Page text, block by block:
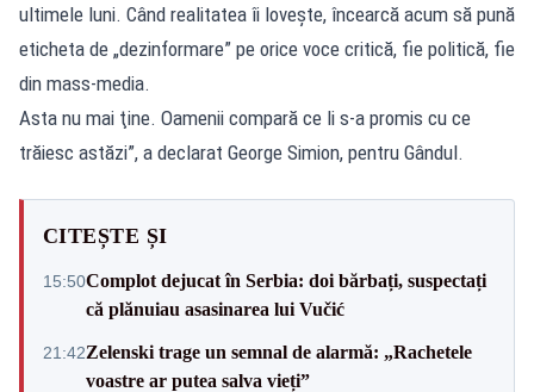
ultimele luni. Când realitatea îi loveşte, încearcă acum să pună
eticheta de „dezinformare” pe orice voce critică, fie politică, fie
din mass-media.
Asta nu mai ţine. Oamenii compară ce li s-a promis cu ce
trăiesc astăzi”, a declarat George Simion, pentru Gândul.
CITEȘTE ȘI
15:50Complot dejucat în Serbia: doi bărbați, suspectați
că plănuiau asasinarea lui Vučić
21:42Zelenski trage un semnal de alarmă: „Rachetele
voastre ar putea salva vieți”